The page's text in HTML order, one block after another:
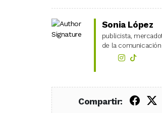
Sonia López
publicista,
de la comunicación
Compartir: